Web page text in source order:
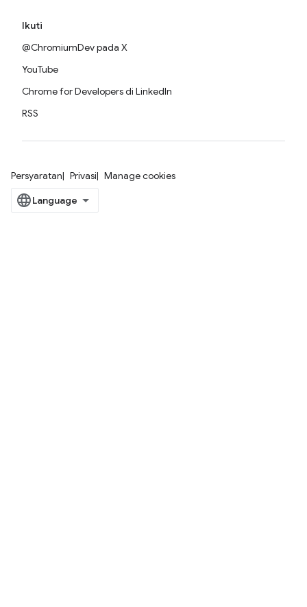
Ikuti
@ChromiumDev pada X
YouTube
Chrome for Developers di LinkedIn
RSS
Persyaratan Privasi Manage cookies